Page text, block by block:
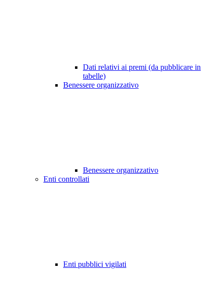
Dati relativi ai premi (da pubblicare in
tabelle)
Benessere organizzativo
Benessere organizzativo
Enti controllati
Enti pubblici vigilati